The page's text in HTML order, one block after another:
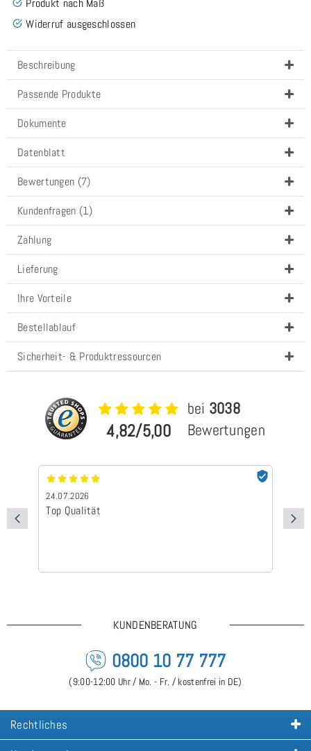
Produkt nach Maß
Widerruf ausgeschlossen
Beschreibung
Passende Produkte
Dokumente
Datenblatt
Bewertungen (7)
Kundenfragen (1)
Zahlung
Lieferung
Ihre Vorteile
Bestellablauf
Sicherheit- & Produktressourcen
4,82/5,00
bei 3038
Bewertungen
24.07.2026
Top Qualität
KUNDENBERATUNG
0800 10 77 777
(9:00-12:00 Uhr / Mo. - Fr. / kostenfrei in DE)
Rechtliches